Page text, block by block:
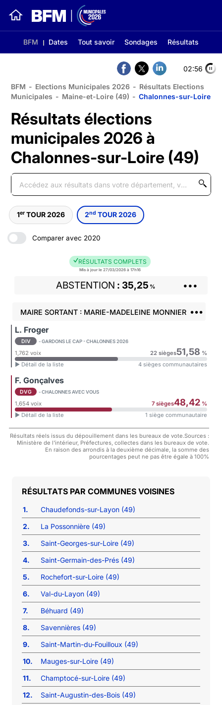
BFM Dates Tout savoir Sondages Résultats
02:56
BFM - Elections Municipales 2026 - Résultats Elections
Municipales - Maine-et-Loire (49) - Chalonnes-sur-Loire
Résultats élections
municipales 2026 à
Chalonnes-sur-Loire (49)
1er TOUR 2026 2nd TOUR 2026
Comparer avec 2020
RÉSULTATS COMPLETS
Mis à jour le 27/03/2026 à 17h16
ABSTENTION 35,25 % •••
MAIRE SORTANT : MARIE-MADELEINE MONNIER •••
L. Froger
DIV - GARDONS LE CAP - CHALONNES 2026
1,762 voix 22 sièges51,58 %
► Détail de la liste
4 sièges communautaires
F. Gonçalves
DVG - CHALONNES AVEC VOUS
1,654 voix 7 sièges48,42%
► Détail de la liste
1 siège communautaire
Résultats réels issus du dépouillement dans les bureaux de vote.Sources :
Ministère de l'intérieur, Préfectures, collectes dans les bureaux de vote.
En raison des arrondis à la deuxième décimale, la somme des
pourcentages peut ne pas être égale à 100%
COMMUNES VOISINES
1.
Chaudefonds-sur-Layon (49)
2.
La Possonnière (49)
3.
Saint-Georges-sur-Loire (49)
4.
Saint-Germain-des-Prés (49)
5.
Rochefort-sur-Loire (49)
6.
Val-du-Layon (49)
7.
Béhuard (49)
8.
Savennières (49)
9.
Saint-Martin-du-Fouilloux (49)
10.
Mauges-sur-Loire (49)
11.
Champtocé-sur-Loire (49)
12.
Saint-Augustin-des-Bois (49)